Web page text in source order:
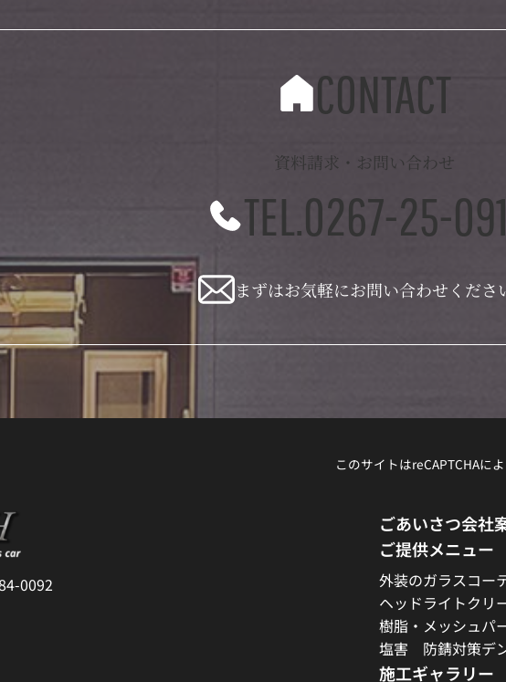
CONTACT
資料請求・お問い合わせ
TEL.0267-25-
まずはお気軽にお問い合わせくださ
このサイトはreCAPTCHAに
0092
ごあいさつ会社
ご提供メニュー
外装のガラスコー
ヘッドライトクリ
樹脂・メッシュパ
塩害 防錆対策デ
施工ギャラリー